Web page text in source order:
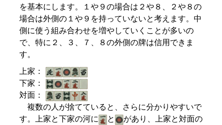
を基本にします。１や９の場合は２や８、２や８の
場合は外側の１や９を持っていないと考えます。中
側に使う組み合わせを増やしていくことが多いの
で、特に２、３、７、８の外側の牌は信用できま
す。
上家：
下家：
対面：
複数の人が捨てていると、さらに分かりやすいで
す。上家と下家の河に
と
があり、上家と対面の